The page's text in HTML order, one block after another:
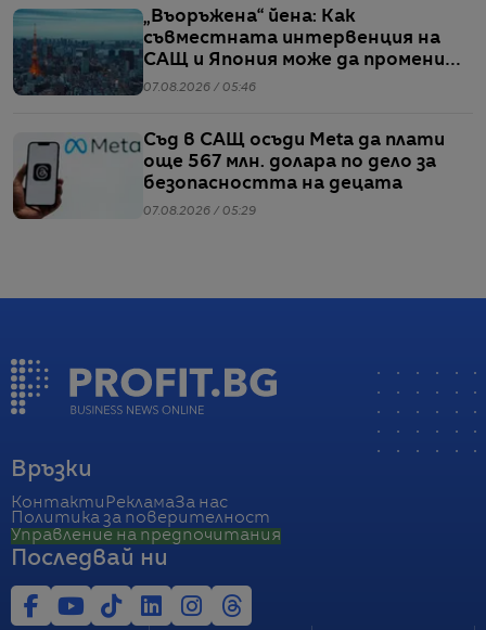
„Въоръжена“ йена: Как
съвместната интервенция на
САЩ и Япония може да промени
глобалните валутни пазари
07.08.2026 / 05:46
Съд в САЩ осъди Meta да плати
още 567 млн. долара по дело за
безопасността на децата
07.08.2026 / 05:29
Връзки
Контакти РекламаЗа нас
Политика за поверителност
Управление на предпочитания
Последвай ни